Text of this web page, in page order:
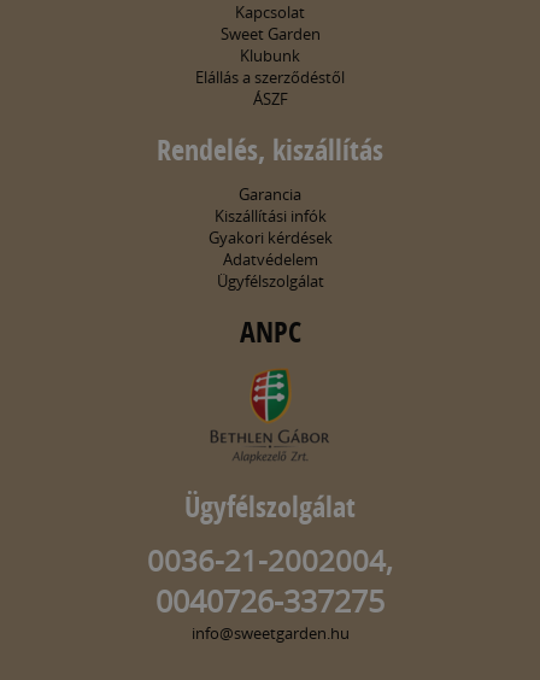
Kapcsolat
Sweet Garden
Klubunk
Elállás a szerződéstől
ÁSZF
Rendelés, kiszállítás
Garancia
Kiszállítási infók
Gyakori kérdések
Adatvédelem
Ügyfélszolgálat
ANPC
Ügyfélszolgálat
0036-21-2002004,
0040726-337275
info@sweetgarden.hu